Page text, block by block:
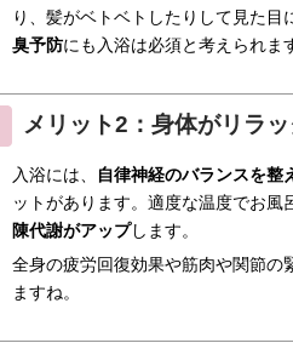
り、髪がベトベトしたりして見た目
臭予防にも入浴は必須と考えられま
メリット2：身体がリラ
入浴には、 自律神経のバランスを整
ットがあります。適度な温度でお風
陳代謝がアップします。
全身の疲労回復効果や筋肉や関節の
ますね。